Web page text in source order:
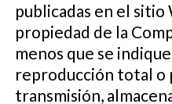
publicadas en el
propiedad de la
menos que se
reproducción total o
transmisión,